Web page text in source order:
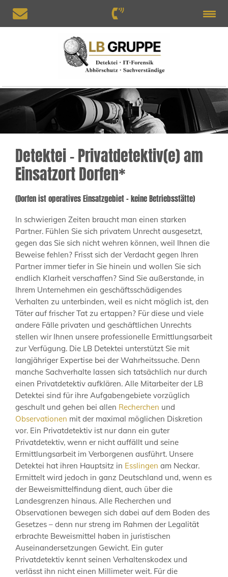
Detektei – Privatdetektiv(e) am
Einsatzort Dorfen*
(Dorfen ist operatives Einsatzgebiet – keine Betriebsstätte)
In schwierigen Zeiten braucht man einen starken
Partner. Fühlen Sie sich privatem Unrecht ausgesetzt,
gegen das Sie sich nicht wehren können, weil Ihnen die
Beweise fehlen? Frisst sich der Verdacht gegen Ihren
Partner immer tiefer in Sie hinein und wollen Sie sich
endlich Klarheit verschaffen? Sind Sie außerstande, in
Ihrem Unternehmen ein geschäftsschädigendes
Verhalten zu unterbinden, weil es nicht möglich ist, den
Täter auf frischer Tat zu ertappen? Für diese und viele
andere Fälle privaten und geschäftlichen Unrechts
stellen wir Ihnen unsere professionelle Ermittlungsarbeit
zur Verfügung. Die LB Detektei unterstützt Sie mit
langjähriger Expertise bei der Wahrheitssuche. Denn
manche Sachverhalte lassen sich tatsächlich nur durch
einen Privatdetektiv aufklären. Alle Mitarbeiter der LB
Detektei sind für ihre Aufgabengebiete vorzüglich
geschult und gehen bei allen Recherchen und
Observationen mit der maximal möglichen Diskretion
vor. Ein Privatdetektiv ist nur dann ein guter
Privatdetektiv, wenn er nicht auffällt und seine
Ermittlungsarbeit im Verborgenen ausführt. Unsere
Detektei hat ihren Hauptsitz in Esslingen am Neckar.
Ermittelt wird jedoch in ganz Deutschland und, wenn es
der Beweismittelfindung dient, auch über die
Landesgrenzen hinaus. Alle Recherchen und
Observationen bewegen sich dabei auf dem Boden des
Gesetzes – denn nur streng im Rahmen der Legalität
erbrachte Beweismittel haben in juristischen
Auseinandersetzungen Gewicht. Ein guter
Privatdetektiv kennt seinen Verhaltenskodex und
verlässt ihn nicht einen Millimeter weit. Für die